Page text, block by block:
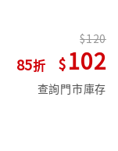
85
120
102
查詢門市庫存